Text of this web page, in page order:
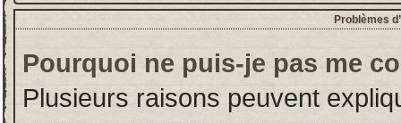
Problèmes
Pourquoi ne puis-je pas me
Plusieurs raisons peuvent